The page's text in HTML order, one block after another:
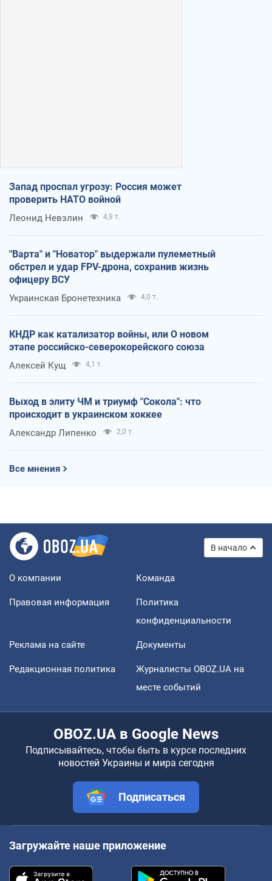
Запад проспал угрозу: Россия может
проверить НАТО войной
Леонид Невзлин 4,9 т.
"Варта" и "Новатор" выдержали пулеметный
обстрел и удар FPV-дрона, сохранив жизнь
офицеру ВСУ
Украинская Бронетехника 4,0 т.
КНДР как катализатор войны, или О новом
этапе российско-северокорейского союза
Алексей Кущ 4,1 т.
Выход в элиту ЧМ и триумф "Сокола": что
происходит в украинском хоккее
Александр Липенко 2,0 т.
Все мнения
В начало
О компании Команда
Правовая информация
Политика
конфиденциальности
Реклама на сайте Документы
Редакционная политика
Журналисты OBOZ.UA на
месте событий
OBOZ.UA в Google News
Подписывайтесь, чтобы быть в курсе последних
новостей Украины и мира сегодня
Подписаться
Загружайте наше приложение